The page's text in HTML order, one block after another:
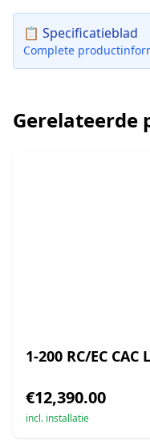
📋 Specificatieblad
Complete
Gerelateerde
1-200 RC/EC
€12,390.00
incl. installatie